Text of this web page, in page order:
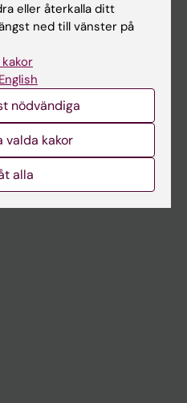
eller återkalla ditt
ned till vänster på
nödvändiga
valda kakor
alla